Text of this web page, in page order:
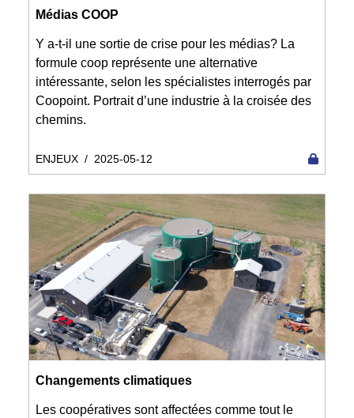
Médias COOP
Y a-t-il une sortie de crise pour les médias? La
formule coop représente une alternative
intéressante, selon les spécialistes interrogés par
Coopoint. Portrait d’une industrie à la croisée des
chemins.
ENJEUX / 2025-05-12
Changements climatiques
Les coopératives sont affectées comme tout le